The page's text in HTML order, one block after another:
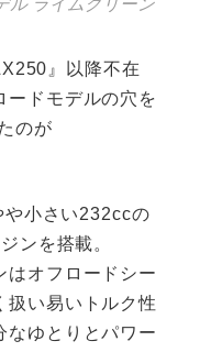
』以降不在
ードモデルの穴を
のが
小さい232ccの
ンを搭載。
はオフロードシー
扱い易いトルク性
なゆとりとパワー